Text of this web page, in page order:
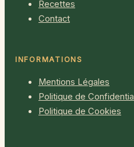
Recettes
Contact
INFORMATIONS
Mentions Légales
Politique de
Politique de Cookies